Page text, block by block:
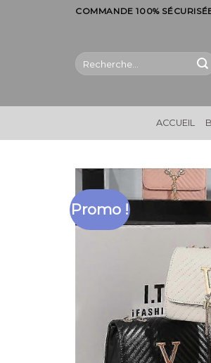
COMMANDE 100%
Recherche
pour :
ACCUEIL
Promo !